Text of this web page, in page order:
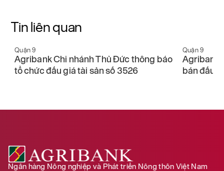
Tin liên quan
Quận 9
Agribank Chi nhánh Thủ Đức thông báo
tổ chức đấu giá tài sản số 3526
Quận 9
Agribank
bán đấu
Ngân hàng Nông nghiệp và Phát triển Nông thôn Việt Nam